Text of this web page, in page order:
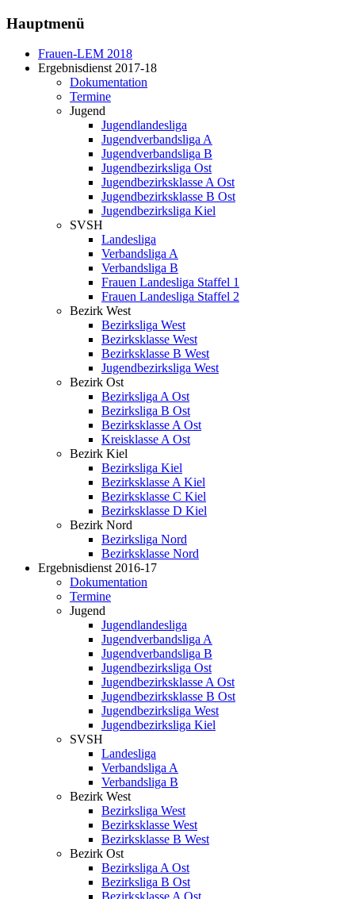
Hauptmenü
Frauen-LEM 2018
Ergebnisdienst 2017-18
Dokumentation
Termine
Jugend
Jugendlandesliga
Jugendverbandsliga A
Jugendverbandsliga B
Jugendbezirksliga Ost
Jugendbezirksklasse A Ost
Jugendbezirksklasse B Ost
Jugendbezirksliga Kiel
SVSH
Landesliga
Verbandsliga A
Verbandsliga B
Frauen Landesliga Staffel 1
Frauen Landesliga Staffel 2
Bezirk West
Bezirksliga West
Bezirksklasse West
Bezirksklasse B West
Jugendbezirksliga West
Bezirk Ost
Bezirksliga A Ost
Bezirksliga B Ost
Bezirksklasse A Ost
Kreisklasse A Ost
Bezirk Kiel
Bezirksliga Kiel
Bezirksklasse A Kiel
Bezirksklasse C Kiel
Bezirksklasse D Kiel
Bezirk Nord
Bezirksliga Nord
Bezirksklasse Nord
Ergebnisdienst 2016-17
Dokumentation
Termine
Jugend
Jugendlandesliga
Jugendverbandsliga A
Jugendverbandsliga B
Jugendbezirksliga Ost
Jugendbezirksklasse A Ost
Jugendbezirksklasse B Ost
Jugendbezirksliga West
Jugendbezirksliga Kiel
SVSH
Landesliga
Verbandsliga A
Verbandsliga B
Bezirk West
Bezirksliga West
Bezirksklasse West
Bezirksklasse B West
Bezirk Ost
Bezirksliga A Ost
Bezirksliga B Ost